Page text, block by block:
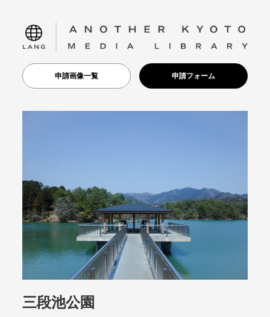
language
申請画像一覧 申請フォーム
三段池公園